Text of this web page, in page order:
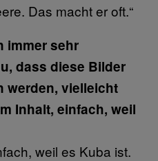
Das macht er oft.“
immer sehr
dass diese Bilder
werden, vielleicht
Inhalt, einfach, weil
weil es Kuba ist.